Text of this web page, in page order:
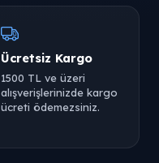
Ücretsiz Kargo
1500 TL ve üzeri
alışverişlerinizde kargo
ücreti ödemezsiniz.